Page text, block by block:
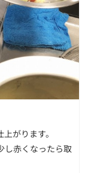
がります。
し赤くなったら取